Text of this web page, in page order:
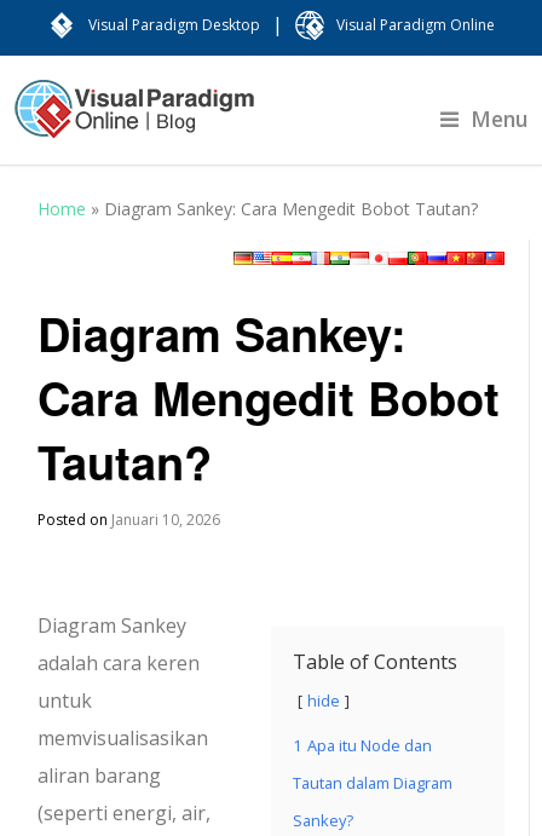
Visual Paradigm Desktop | Visual Paradigm Online
Menu
Home » Diagram Sankey: Cara Mengedit Bobot Tautan?
Diagram Sankey:
Cara Mengedit Bobot
Tautan?
Posted on Januari 10, 2026
Table of Contents
hide
1 Apa itu Node dan
Tautan dalam Diagram
Sankey?
Diagram Sankey
adalah cara keren
untuk
memvisualisasikan
aliran barang
(seperti energi, air,